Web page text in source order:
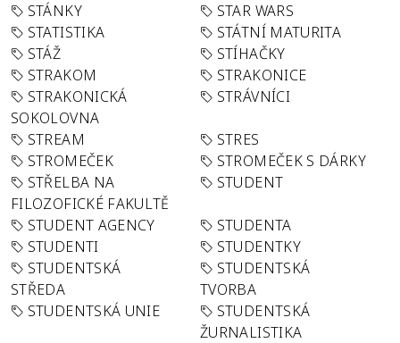
STÁNKY
STAR WARS
STATISTIKA
STÁTNÍ MATURITA
STÁŽ
STÍHAČKY
STRAKOM
STRAKONICE
STRAKONICKÁ
SOKOLOVNA
STRÁVNÍCI
STREAM
STRES
STROMEČEK
STROMEČEK S DÁRKY
STŘELBA NA
FILOZOFICKÉ FAKULTĚ
STUDENT
STUDENT AGENCY
STUDENTA
STUDENTI
STUDENTKY
STUDENTSKÁ
STŘEDA
STUDENTSKÁ
TVORBA
STUDENTSKÁ UNIE
STUDENTSKÁ
ŽURNALISTIKA